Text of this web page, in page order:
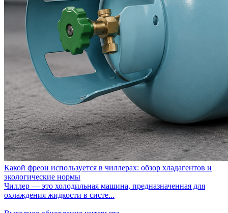
Какой фреон используется в чиллерах: обзор хладагентов и
экологические нормы
Чиллер — это холодильная машина, предназначенная для
охлаждения жидкости в систе...